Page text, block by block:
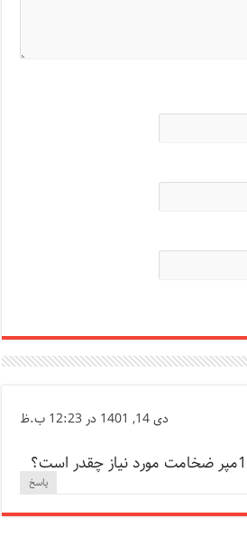
دی 14, 1401 در 12:23 ب.ظ
پاسخ